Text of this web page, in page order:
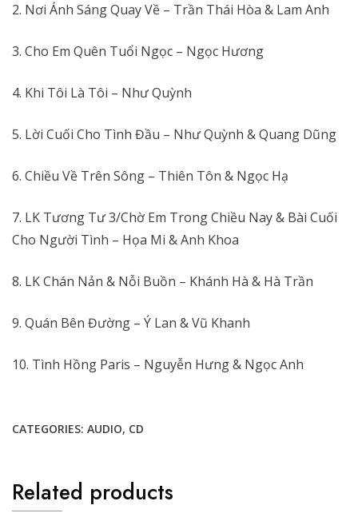
2. Nơi Ánh Sáng Quay Về – Trần Thái Hòa & Lam Anh
3. Cho Em Quên Tuổi Ngọc – Ngọc Hương
4. Khi Tôi Là Tôi – Như Quỳnh
5. Lời Cuối Cho Tình Đầu – Như Quỳnh & Quang Dũng
6. Chiều Về Trên Sông – Thiên Tôn & Ngọc Hạ
7. LK Tương Tư 3/Chờ Em Trong Chiều Nay & Bài Cuối
Cho Người Tình – Họa Mi & Anh Khoa
8. LK Chán Nản & Nỗi Buồn – Khánh Hà & Hà Trần
9. Quán Bên Đường – Ý Lan & Vũ Khanh
10. Tình Hồng Paris – Nguyễn Hưng & Ngọc Anh
CATEGORIES: AUDIO, CD
Related products